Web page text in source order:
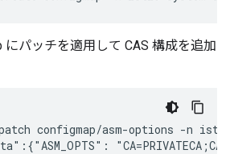
にパッチを適用して CAS 構成を追加
configmap/asm-options -n